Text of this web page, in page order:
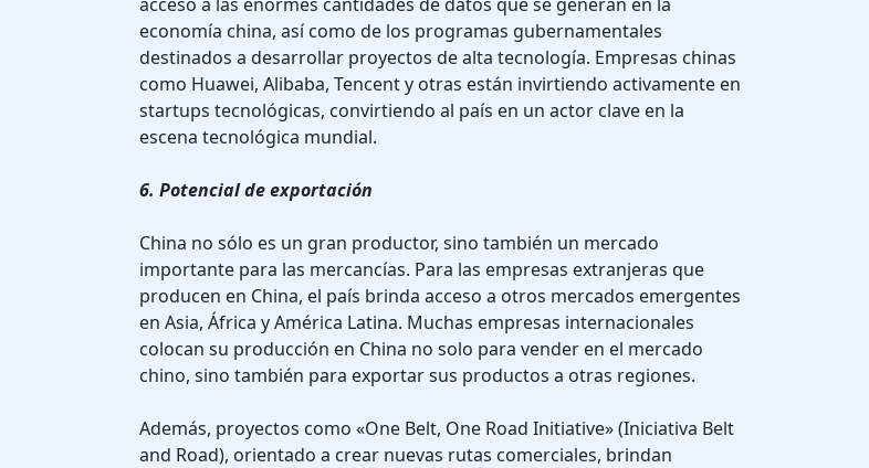
economía china, así como de los programas gubernamentales
destinados a desarrollar proyectos de alta tecnología. Empresas chinas
como Huawei, Alibaba, Tencent y otras están invirtiendo activamente en
startups tecnológicas, convirtiendo al país en un actor clave en la
escena tecnológica mundial.
6. Potencial de exportación
China no sólo es un gran productor, sino también un mercado
importante para las mercancías. Para las empresas extranjeras que
producen en China, el país brinda acceso a otros mercados emergentes
en Asia, África y América Latina. Muchas empresas internacionales
colocan su producción en China no solo para vender en el mercado
chino, sino también para exportar sus productos a otras regiones.
Además, proyectos como «One Belt, One Road Initiative» (Iniciativa Belt
and Road), orientado a crear nuevas rutas comerciales, brindan